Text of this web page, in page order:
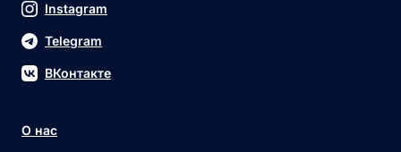
Instagram
Telegram
ВКонтакте
О нас